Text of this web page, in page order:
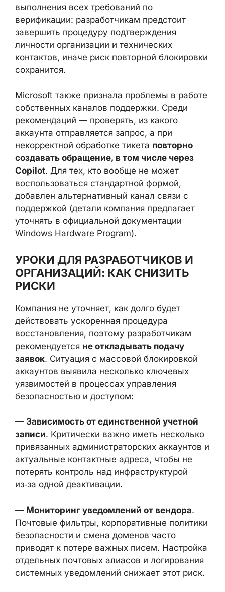
Отдельно подчеркивается, что
восстановление доступа не освобождает
от выполнения всех требований по
верификации: разработчикам предстоит
завершить процедуру подтверждения
личности организации и технических
блокировки сохранится.
Microsoft также признала проблемы в
работе собственных каналов поддержки.
Среди рекомендаций — проверять, из
какого аккаунта отправляется запрос, а при
некорректной обработке тикетаповторно
создавать обращение, в том числе через
Copilot. Для тех, кто вообще не может
воспользоваться стандартной формой,
добавлен альтернативный канал связи с
поддержкой (детали компания предлагает
Windows Hardware Program).
УРОКИ ДЛЯ РАЗРАБОТЧИКОВ И
ОРГАНИЗАЦИЙ: КАК СНИЗИТЬ
РИСКИ
Компания не уточняет, как долго будет
действовать ускоренная процедура
восстановления, поэтому разработчикам
рекомендуетсяне откладывать подачу
заявок. Ситуация с массовой блокировкой
аккаунтов выявила несколько ключевых
безопасностью и доступом:
—Зависимость от единственной учетной
записи. Критически важно иметь
несколько привязанных
администраторских аккаунтов и
потерять контроль над инфраструктурой
из‑за одной деактивации.
—Мониторинг уведомлений от вендора.
Почтовые фильтры, корпоративные
политики безопасности и смена доменов